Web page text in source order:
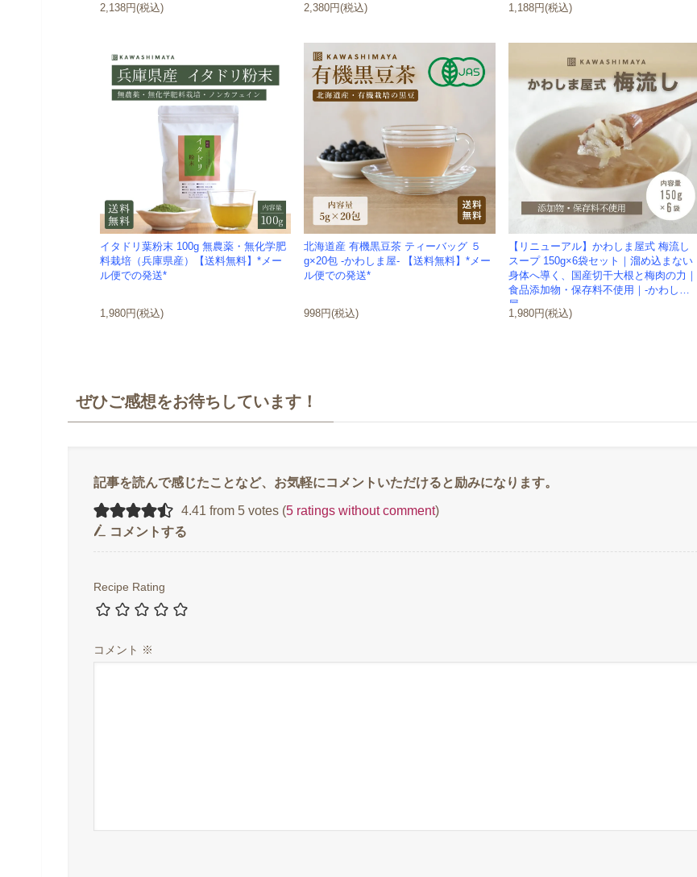
2,138円(税込) 2,380円(税込) 1,188円(税込)
イタドリ葉粉末 100g 無農薬・無化学肥
料栽培（兵庫県産）【送料無料】*メー
ル便での発送*
1,980円(税込)
北海道産 有機黒豆茶 ティーバッグ ５
g×20包 -かわしま屋- 【送料無料】*メー
ル便での発送*
998円(税込)
【リニューアル】かわしま屋式 梅流し
スープ 150g×6袋セット｜溜め込まない
身体へ導く、国産切干大根と梅肉の力｜
食品添加物・保存料不使用｜-かわしま
屋-
1,980円(税込)
ぜひご感想をお待ちしています！
4.41 from 5 votes (5 ratings without comment)
コメントする
Recipe Rating
コメント ※